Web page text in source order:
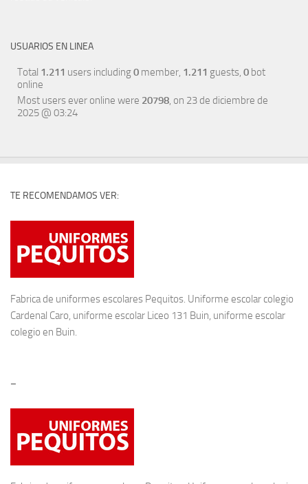
USUARIOS EN LINEA
Total 1.211 users including0 member, 1.211 guests, 0 bot
online
Most users ever online were 20798, on 23 de diciembre de
2025 @ 03:24
TE RECOMENDAMOS VER:
Fabrica de uniformes escolares Pequitos. Uniforme escolar colegio
Cardenal Caro, uniforme escolar Liceo 131 Buin, uniforme escolar
colegio en Buin.
–